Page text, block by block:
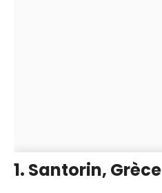
1. Santorin, Grèce